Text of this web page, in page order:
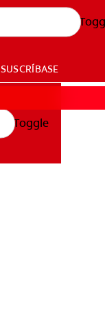
SUSCRÍBASE
Toggle